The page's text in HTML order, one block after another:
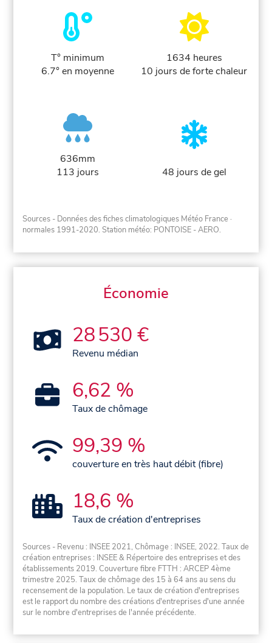
T° minimum
6.7° en moyenne
1634 heures
10 jours de forte chaleur
636mm
113 jours
48 jours de gel
Sources - Données des fiches climatologiques Météo France ·
normales 1991-2020. Station météo: PONTOISE - AERO.
Économie
28 530 €
Revenu médian
6,62 %
Taux de chômage
99,39 %
couverture en très haut débit (fibre)
18,6 %
Taux de création d'entreprises
Sources - Revenu : INSEE 2021, Chômage : INSEE, 2022. Taux de
création entreprises : INSEE & Répertoire des entreprises et des
établissements 2019. Couverture fibre FTTH : ARCEP 4ème
trimestre 2025. Taux de chômage des 15 à 64 ans au sens du
recensement de la population. Le taux de création d'entreprises
est le rapport du nombre des créations d'entreprises d'une année
sur le nombre d'entreprises de l'année précédente.